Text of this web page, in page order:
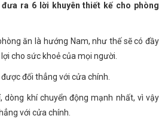
ra 6 lời khuyên thiết kế cho phòng
ăn là hướng Nam, như thế sẽ có đầy
cho sức khoẻ của mọi người.
đối thẳng với cửa chính.
dòng khí chuyển động mạnh nhất, vì vậy
với cửa chính.